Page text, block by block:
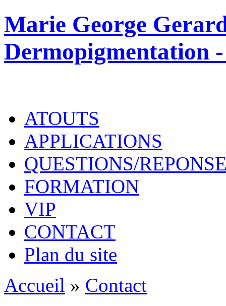
Marie George
Dermopigmentation
ATOUTS
APPLICATIONS
QUESTIONS/
FORMATION
VIP
CONTACT
Plan du site
Accueil » Contact